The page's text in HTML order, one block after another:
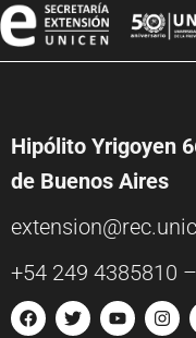
Hipólito Yrigoyen
de Buenos Aires
+54 249 4385810